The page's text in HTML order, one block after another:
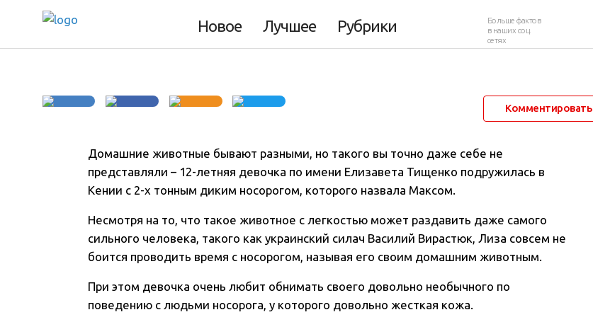
Новое Лучшее Рубрики
Больше фактов
в наших соц.
сетях
Комментировать
Домашние животные бывают разными, но такого вы точно даже себе не
представляли – 12-летняя девочка по имени Елизавета Тищенко подружилась в
Кении с 2-х тонным диким носорогом, которого назвала Максом.
Несмотря на то, что такое животное с легкостью может раздавить даже самого
сильного человека, такого как украинский силач Василий Вирастюк, Лиза совсем не
боится проводить время с носорогом, называя его своим домашним животным.
При этом девочка очень любит обнимать своего довольно необычного по
поведению с людьми носорога, у которого довольно жесткая кожа.